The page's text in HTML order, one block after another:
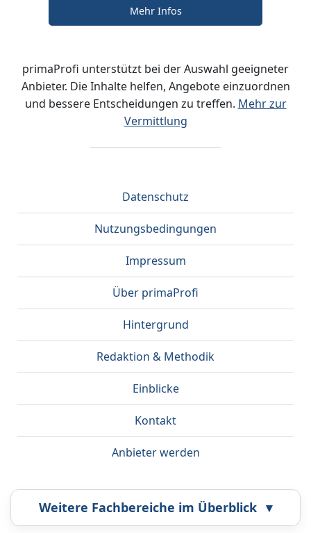
Mehr Infos
primaProfi unterstützt bei der Auswahl geeigneter
Anbieter. Die Inhalte helfen, Angebote einzuordnen
und bessere Entscheidungen zu treffen. Mehr zur
Vermittlung
Datenschutz
Nutzungsbedingungen
Impressum
Über primaProfi
Hintergrund
Redaktion & Methodik
Einblicke
Kontakt
Anbieter werden
Weitere Fachbereiche im Überblick ▾